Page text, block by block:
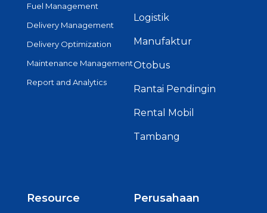
Fuel Management
Delivery Management
Delivery Optimization
Maintenance Management
Report and Analytics
Logistik
Manufaktur
Otobus
Rantai Pendingin
Rental Mobil
Tambang
Resource Perusahaan